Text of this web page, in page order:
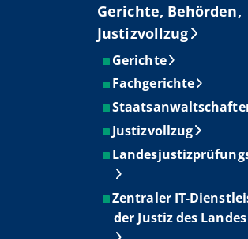
Gerichte, Behörden,
Justizvollzug
Gerichte
Fachgerichte
Justizvollzug
Zentraler IT-
der Justiz des